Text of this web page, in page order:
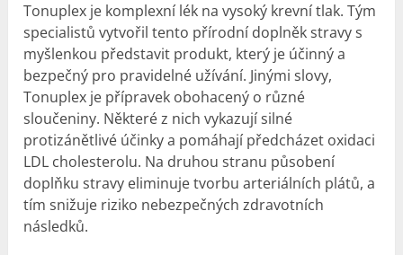
Tonuplex je komplexní lék na vysoký krevní tlak. Tým
specialistů vytvořil tento přírodní doplněk stravy s
myšlenkou představit produkt, který je účinný a
bezpečný pro pravidelné užívání. Jinými slovy,
Tonuplex je přípravek obohacený o různé
sloučeniny. Některé z nich vykazují silné
protizánětlivé účinky a pomáhají předcházet oxidaci
LDL cholesterolu. Na druhou stranu působení
doplňku stravy eliminuje tvorbu arteriálních plátů, a
tím snižuje riziko nebezpečných zdravotních
následků.